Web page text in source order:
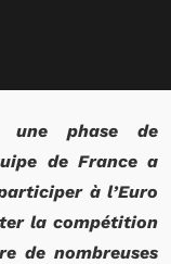
phase de
de France a
à l’Euro
la compétition
de nombreuses